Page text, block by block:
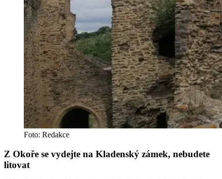
Foto: Redakce
Z Okoře se vydejte na Kladenský zámek, nebudete
litovat